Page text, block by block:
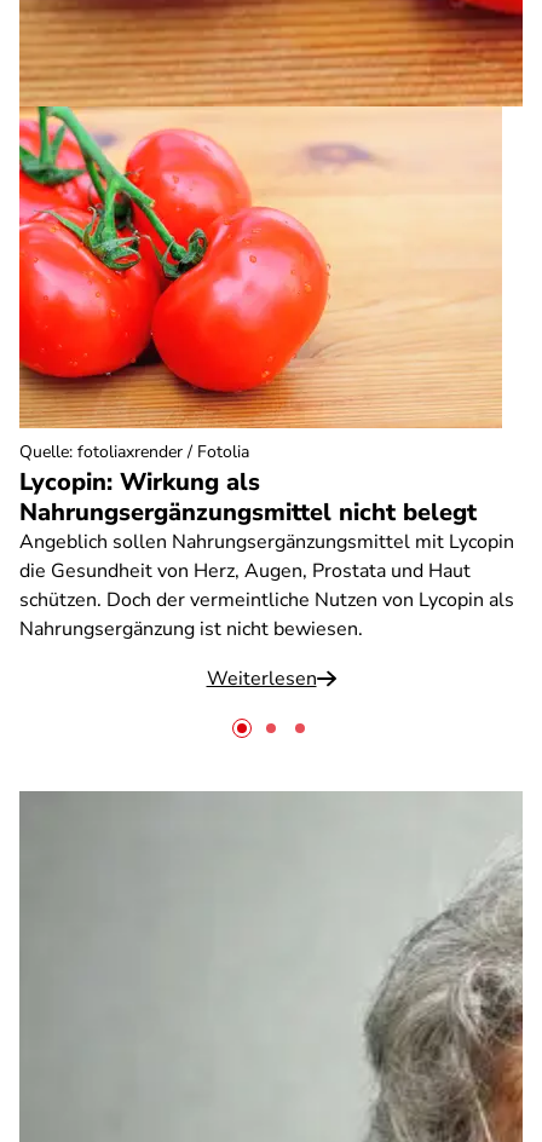
Lycopin: Wirkung als
Nahrungsergänzungsmittel nicht belegt
Angeblich sollen Nahrungsergänzungsmittel mit Lycopin
die Gesundheit von Herz, Augen, Prostata und Haut
schützen. Doch der vermeintliche Nutzen von Lycopin als
Nahrungsergänzung ist nicht bewiesen.
Weiterlesen
Quelle: fotoliaxrender / Fotolia